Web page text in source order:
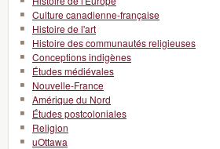
Culture canadienne-française
Histoire de l'art
Histoire des communautés religieuses
Conceptions indigènes
Études médiévales
Nouvelle-France
Amérique du Nord
Études postcoloniales
Religion
uOttawa